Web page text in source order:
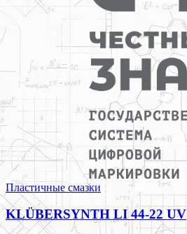
Пластичные смазки
KLÜBERSYNTH LI 44-22 UV